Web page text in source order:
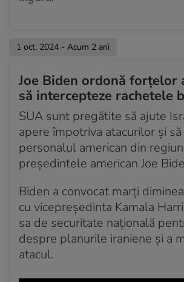
1 oct. 2024 - Acum 2 ani
Joe Biden ordonă forțelor
să intercepteze rachetele
SUA sunt pregătite să ajute
apere împotriva atacurilor şi
personalul american din
preşedintele american Joe
Biden a convocat marţi
cu vicepreşedinta Kamala
sa de securitate naţională
despre planurile iraniene și a
atacul.